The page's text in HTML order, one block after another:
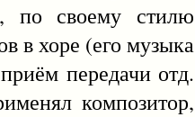
по своему стилю
в хоре (его музыка
передачи отд.
композитор,